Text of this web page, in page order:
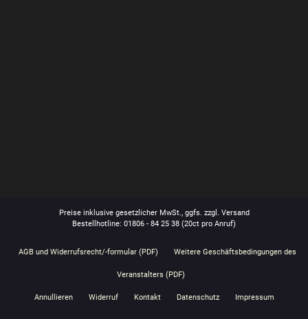
Preise inklusive gesetzlicher MwSt., ggfs. zzgl. Versand
Bestellhotline: 01806 - 84 25 38 (20ct pro Anruf)
AGB und Widerrufsrecht/-formular (PDF) Weitere Geschäftsbedingungen des
Veranstalters (PDF)
Annullieren Widerruf Kontakt Datenschutz Impressum